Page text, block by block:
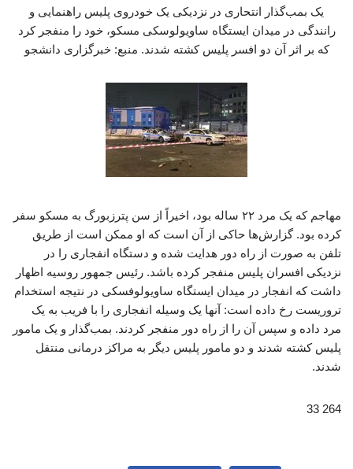
یک بمب‌گذار انتحاری در نزدیکی یک خودروی پلیس راهنمایی و
رانندگی در میدان ایستگاه ساویولوسکی مسکو، خود را منفجر کرد
که بر اثر آن دو افسر پلیس کشته شدند. منبع: خبرگزاری دانشجو
مهاجم که یک مرد ۲۲ ساله بود، اخیراً از سن پترزبورگ به مسکو سفر
کرده بود. گزارش‌ها حاکی از آن است که او ممکن است از طریق
تلفن به صورت از راه دور هدایت شده و دستگاه انفجاری را در
نزدیکی افسران پلیس منفجر کرده باشد. رئیس جمهور روسیه اظهار
داشت که انفجار در میدان ایستگاه ساویولوفسکی در نتیجه استخدام
تروریست رخ داده است: آنها یک وسیله انفجاری را با فریب به یک
مرد داده و سپس آن را از راه دور منفجر کردند. بمب‌گذار و یک مامور
پلیس کشته شدند و دو مامور پلیس دیگر به مراکز درمانی منتقل
شدند.
264 33